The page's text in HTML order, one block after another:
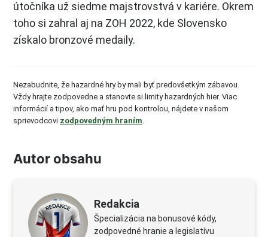
útočníka už siedme majstrovstvá v kariére. Okrem
toho si zahral aj na ZOH 2022, kde Slovensko
získalo bronzové medaily.
Nezabudnite, že hazardné hry by mali byť predovšetkým zábavou.
Vždy hrajte zodpovedne a stanovte si limity hazardných hier. Viac
informácií a tipov, ako mať hru pod kontrolou, nájdete v našom
sprievodcovi zodpovedným hraním
Autor obsahu
Redakcia
Špecializácia na bonusové kódy,
zodpovedné hranie a legislatívu